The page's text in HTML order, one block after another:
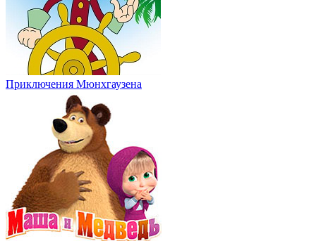
Приключения Мюнхгаузена